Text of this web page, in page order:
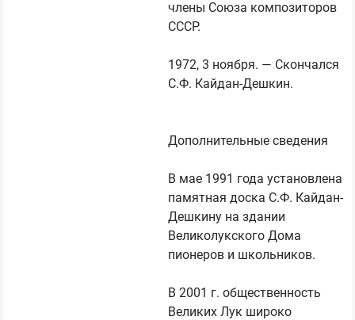
члены Союза композиторов
СССР.
1972, 3 ноября. — Скончался
С.Ф. Кайдан-Дешкин.
Дополнительные сведения
В мае 1991 года установлена
памятная доска С.Ф. Кайдан-
Дешкину на здании
Великолукского Дома
пионеров и школьников.
В 2001 г. общественность
Великих Лук широко